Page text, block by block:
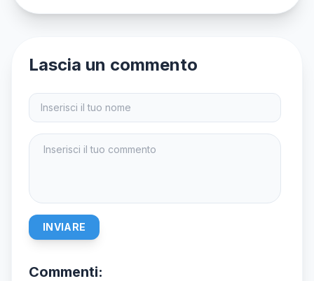
Lascia un commento
INVIARE
Commenti: